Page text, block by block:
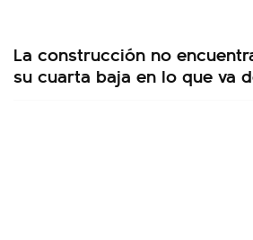
La construcción no
su cuarta baja en lo que va